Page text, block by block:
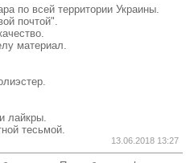
по всей территории Украины.
почтой".
материал.
лайкры.
тесьмой.
13.06.2018 13:27